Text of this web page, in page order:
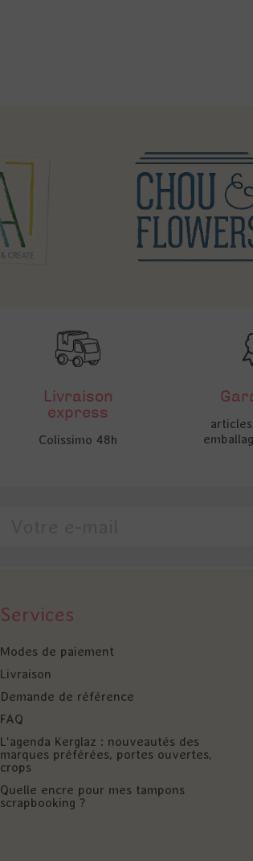
Livraison
express
Colissimo 48h
Services
Modes de paiement
Livraison
Demande de référence
FAQ
L'agenda Kerglaz : nouveautés des
marques préférées, portes ouvertes,
crops
Quelle encre pour mes tampons
scrapbooking ?